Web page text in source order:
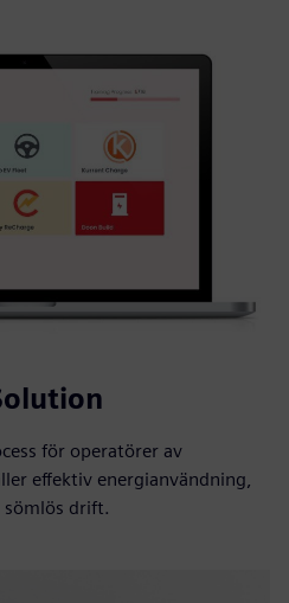
för operatörer av
effektiv energianvändning,
drift.